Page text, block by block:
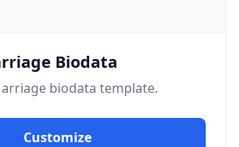
Biodata
biodata template.
Customize